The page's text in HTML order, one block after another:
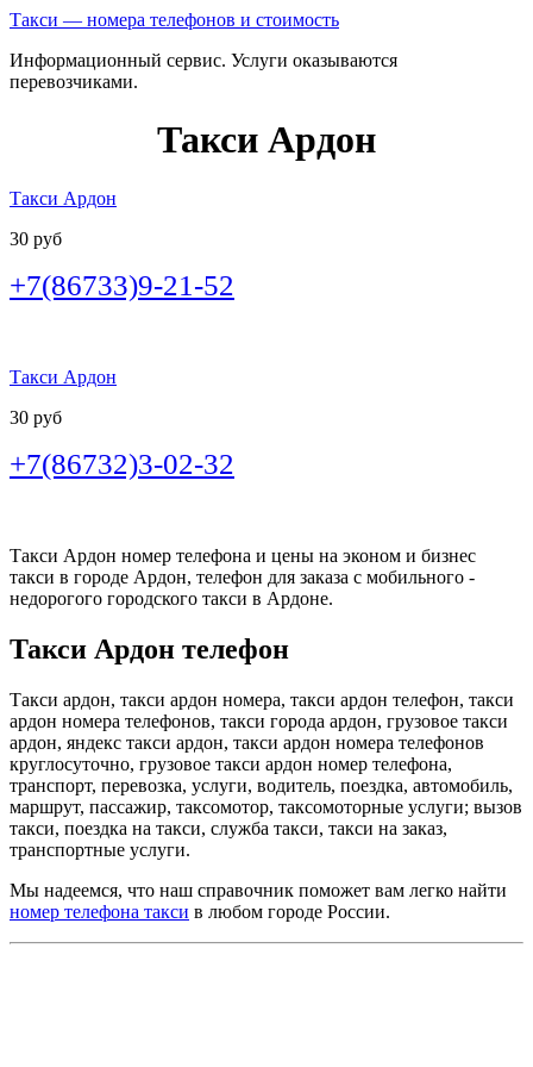
Такси — номера телефонов и стоимость
Информационный сервис. Услуги оказываются
перевозчиками.
Такси Ардон
Такси Ардон
30 руб
+7(86733)9-21-52
Такси Ардон
30 руб
+7(86732)3-02-32
Такси Ардон номер телефона и цены на эконом и бизнес
такси в городе Ардон, телефон для заказа с мобильного -
недорогого городского такси в Ардоне.
Такси Ардон телефон
Такси ардон, такси ардон номера, такси ардон телефон, такси
ардон номера телефонов, такси города ардон, грузовое такси
ардон, яндекс такси ардон, такси ардон номера телефонов
круглосуточно, грузовое такси ардон номер телефона,
транспорт, перевозка, услуги, водитель, поездка, автомобиль,
маршрут, пассажир, таксомотор, таксомоторные услуги; вызов
такси, поездка на такси, служба такси, такси на заказ,
транспортные услуги.
Мы надеемся, что наш справочник поможет вам легко найти
номер телефона такси в любом городе России.